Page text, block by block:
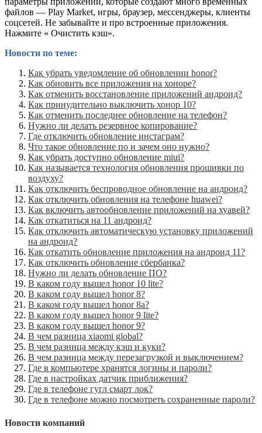
файлов — Play Market, игры, браузер, мессенджеры, клиенты
соцсетей. Не забывайте и про встроенные приложения.
Нажмите « Очистить кэш».
Новости по теме:
Как убрать уведомление об обновлении honor?
Как обновить все приложения на хоноре?
Как отменить восстановление приложений андроид?
Как принудительно выключить хонор 10?
Как отменить последнее обновление на телефон?
Нужно ли делать резервное копирование?
Где отключить обновление инстаграм?
Что такое обновление по и зачем оно нужно?
Как убрать доступно обновление miui?
Как называется технология обновления прошивки по
воздуху?
Как отключить беспроводное обновление на андроид?
Как отключить обновления на телефоне huawei?
Как включить автообновление приложений на хуавей?
Как откатиться на 11 андроид?
Как отключить автоматическую установку приложений
на андроид?
Как откатить обновление приложения на андроид 11?
Как отключить обновление сбербанка?
Нужно ли делать обновление ПО?
В каком году вышел honor 10 lite?
В каком году вышел honor 8?
В каком году вышел honor 8a?
В каком году вышел honor 9 lite?
В каком году вышел honor 9?
В чем разница xiaomi global?
В чем разница между кэш и куки?
В чем разница между перезагрузкой и выключением?
Где в компьютере хранятся логины и пароли?
Где в настройках датчик приближения?
Где в телефоне гугл смарт лок?
Где в телефоне можно посмотреть сохраненные пароли?
Новости компаний